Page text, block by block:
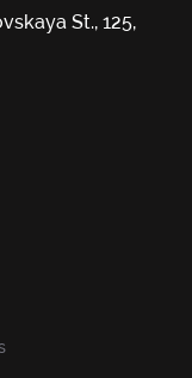
St., 125,